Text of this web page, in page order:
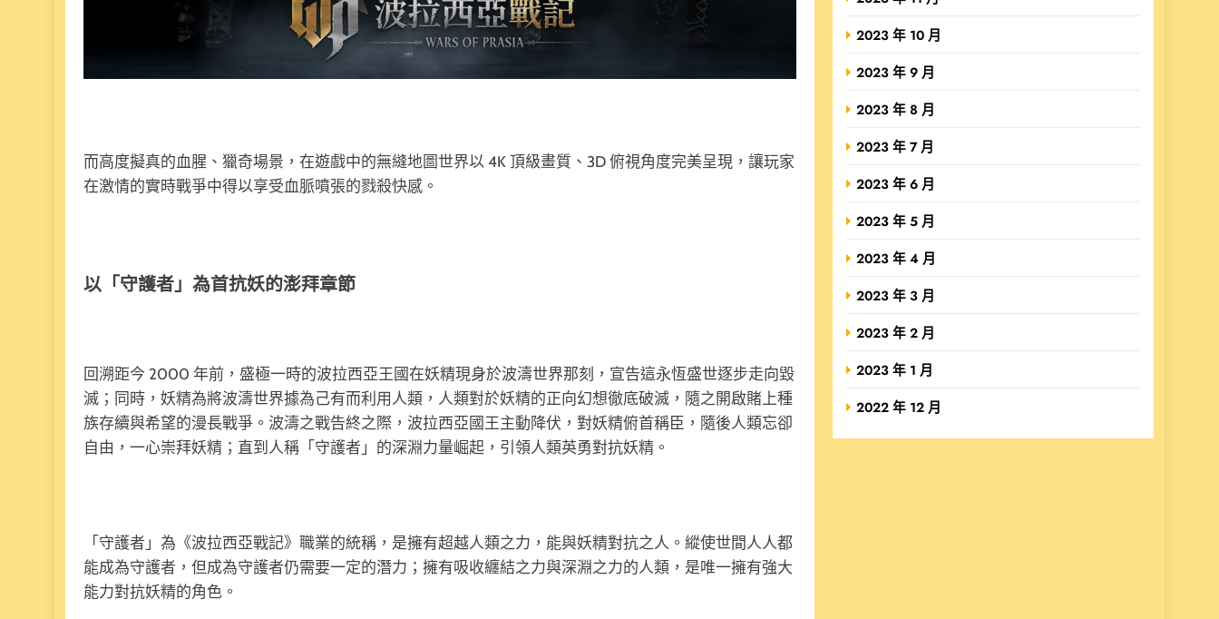
而高度擬真的血腥、獵奇場景，在遊戲中的無縫地圖世界以 4K 頂級畫質、3D 俯視角度完美呈現，讓玩家
在激情的實時戰爭中得以享受血脈噴張的戮殺快感。
以「守護者」為首抗妖的澎拜章節
回溯距今 2000 年前，盛極一時的波拉西亞王國在妖精現身於波濤世界那刻，宣告這永恆盛世逐步走向毀
滅；同時，妖精為將波濤世界據為己有而利用人類，人類對於妖精的正向幻想徹底破滅，隨之開啟賭上種
族存續與希望的漫長戰爭。波濤之戰告終之際，波拉西亞國王主動降伏，對妖精俯首稱臣，隨後人類忘卻
自由，一心崇拜妖精；直到人稱「守護者」的深淵力量崛起，引領人類英勇對抗妖精。
「守護者」為《波拉西亞戰記》職業的統稱，是擁有超越人類之力，能與妖精對抗之人。縱使世間人人都
能成為守護者，但成為守護者仍需要一定的潛力；擁有吸收纏結之力與深淵之力的人類，是唯一擁有強大
能力對抗妖精的角色。
2023 年 10 月
2023 年 9 月
2023 年 8 月
2023 年 7 月
2023 年 6 月
2023 年 5 月
2023 年 4 月
2023 年 3 月
2023 年 2 月
2023 年 1 月
2022 年 12 月